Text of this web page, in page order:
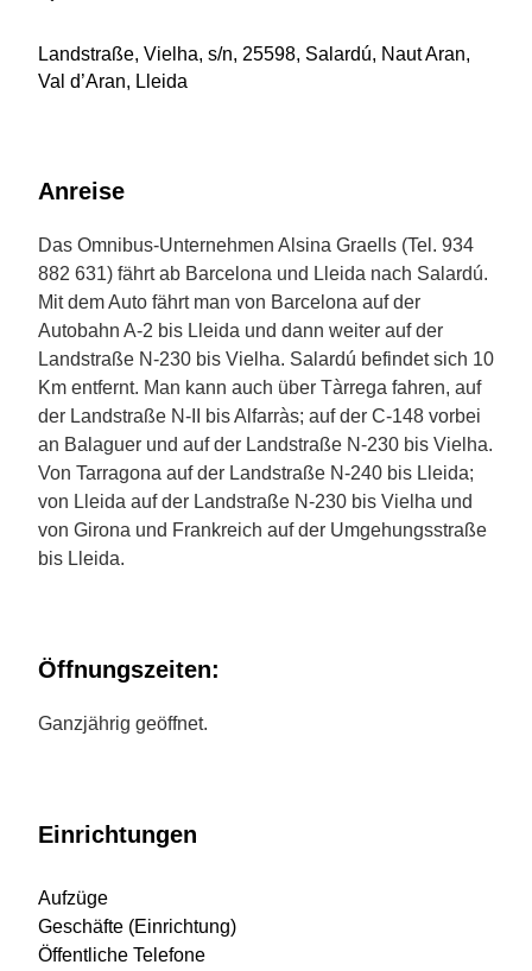
Landstraße, Vielha, s/n, 25598, Salardú, Naut Aran,
Val d’Aran, Lleida
Anreise
Das Omnibus-Unternehmen Alsina Graells (Tel. 934
882 631) fährt ab Barcelona und Lleida nach Salardú.
Mit dem Auto fährt man von Barcelona auf der
Autobahn A-2 bis Lleida und dann weiter auf der
Landstraße N-230 bis Vielha. Salardú befindet sich 10
Km entfernt. Man kann auch über Tàrrega fahren, auf
der Landstraße N-II bis Alfarràs; auf der C-148 vorbei
an Balaguer und auf der Landstraße N-230 bis Vielha.
Von Tarragona auf der Landstraße N-240 bis Lleida;
von Lleida auf der Landstraße N-230 bis Vielha und
von Girona und Frankreich auf der Umgehungsstraße
bis Lleida.
Öffnungszeiten:
Ganzjährig geöffnet.
Einrichtungen
Aufzüge
Geschäfte (Einrichtung)
Öffentliche Telefone